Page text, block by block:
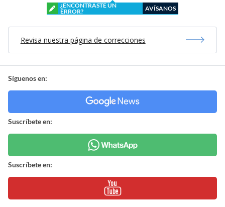
¿ENCONTRASTE UN
ERROR?
AVÍSANOS
Revisa nuestra página de correcciones
Síguenos en:
Suscríbete en:
Suscríbete en: